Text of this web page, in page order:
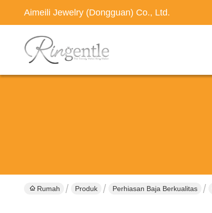
Aimeili Jewelry (Dongguan) Co., Ltd.
Rumah Produk Perhiasan Baja Berkualitas